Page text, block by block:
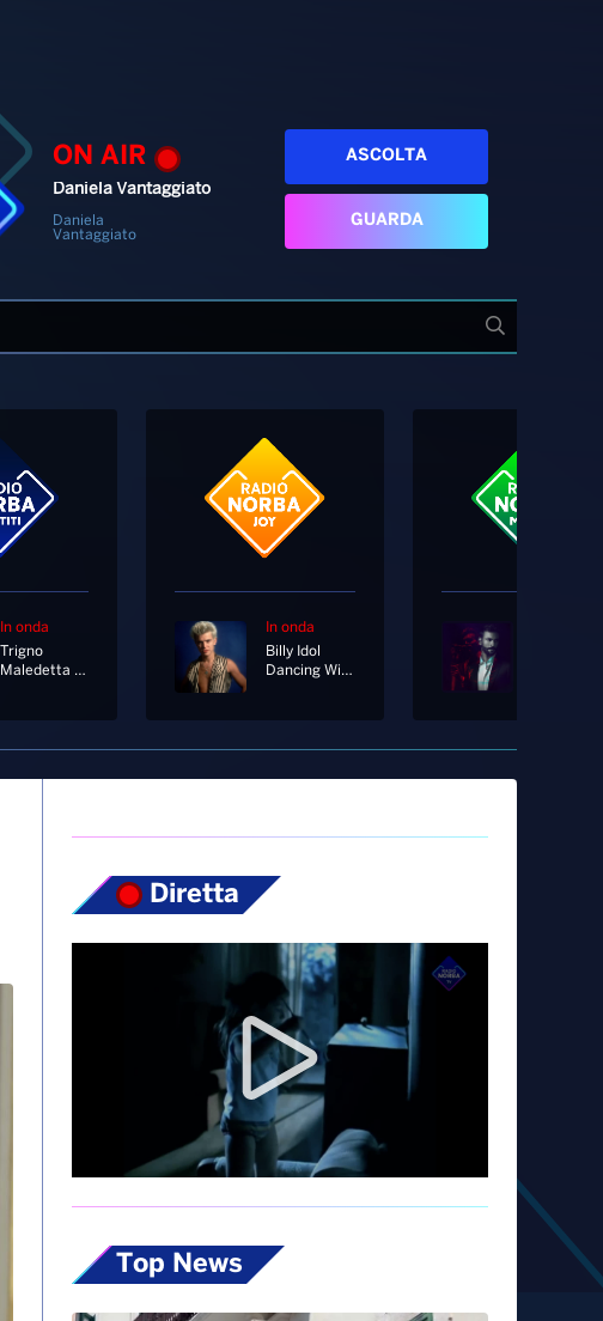
ON AIR
Daniela Vantaggiato
Daniela
Vantaggiato
ASCOLTA
GUARDA
In onda
Trigno
Maledetta Milano [Amici 2024]
In onda
Billy Idol
Dancing With Myself
Diretta
Top News